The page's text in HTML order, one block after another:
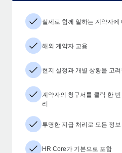
실제로 함께 일하는 계약자에
해외 계약자 고용
현지 실정과 개별 상황을 고
계약자의 청구서를 클릭 한
리
투명한 지급 처리로 모든 정
HR Core가 기본으로 포함